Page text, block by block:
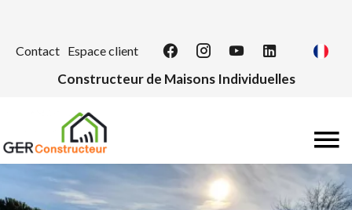
Contact Espace client
Constructeur de Maisons Individuelles